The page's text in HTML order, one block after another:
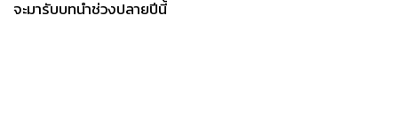
จะมารับบทนำช่วงปลายปีนี้